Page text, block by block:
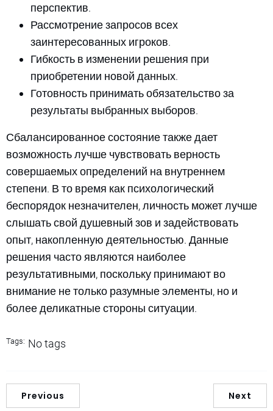
перспектив.
Рассмотрение запросов всех
заинтересованных игроков.
Гибкость в изменении решения при
приобретении новой данных.
Готовность принимать обязательство за
результаты выбранных выборов.
Сбалансированное состояние также дает
возможность лучше чувствовать верность
совершаемых определений на внутреннем
степени. В то время как психологический
беспорядок незначителен, личность может лучше
слышать свой душевный зов и задействовать
опыт, накопленную деятельностью. Данные
решения часто являются наиболее
результативными, поскольку принимают во
внимание не только разумные элементы, но и
более деликатные стороны ситуации.
Tags: No tags
Previous Next